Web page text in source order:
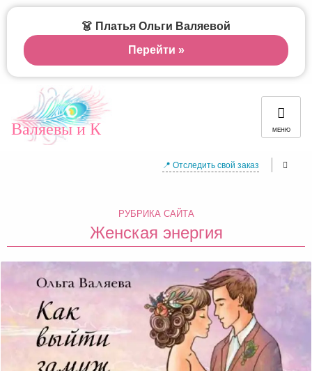
Валяевы и К МЕНЮ
📍 Отследить свой заказ
РУБРИКА САЙТА
Женская энергия
👗 Платья Ольги Валяевой
Перейти »